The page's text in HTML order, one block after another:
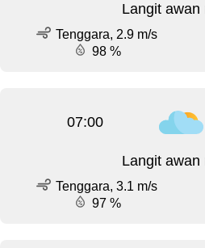
Langit awan
Tenggara, 2.9 m/s
98 %
07:00
Langit awan
Tenggara, 3.1 m/s
97 %